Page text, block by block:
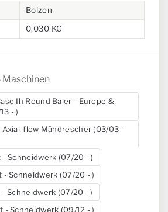
Bolzen
0,030 KG
Maschinen
Ih Round Baler - Europe &
- )
flow Mähdrescher (03/03 -
Schneidwerk (07/20 - )
Schneidwerk (07/20 - )
Schneidwerk (07/20 - )
Schneidwerk (09/12 - )